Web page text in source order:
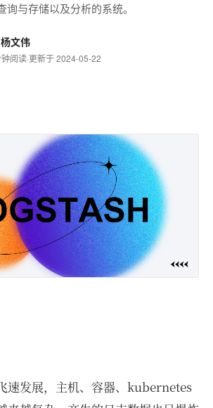
与存储以及分析的系统。
文伟
阅读·更新于 2024-05-22
速发展，主机、容器、kubernetes